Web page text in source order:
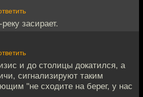
засирает.
и до столицы докатился, а
сигнализируют таким
"не сходите на берег, у нас